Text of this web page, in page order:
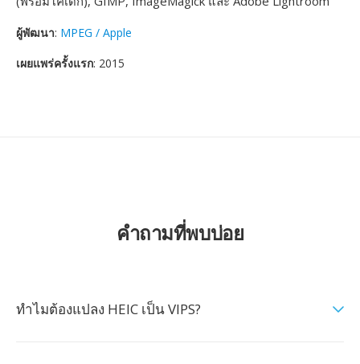
ผู้พัฒนา: MPEG / Apple
เผยแพร่ครั้งแรก: 2015
คำถามที่พบบ่อย
ทำไมต้องแปลง HEIC เป็น VIPS?